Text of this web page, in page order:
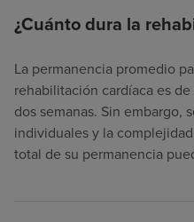
¿Cuánto dura la
La permanencia promedio
rehabilitación cardíaca es
dos semanas. Sin embargo,
individuales y la
total de su permanencia